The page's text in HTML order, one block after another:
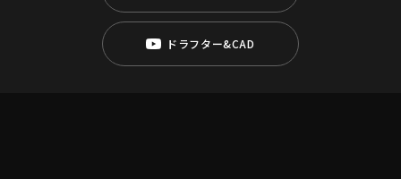
ドラフター&CAD